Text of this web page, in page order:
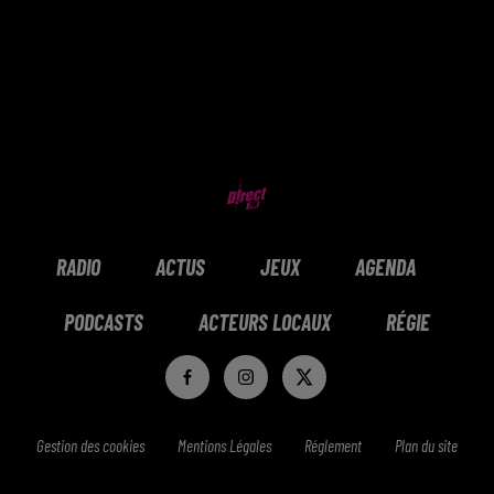
RADIO ACTUS JEUX AGENDA
PODCASTS ACTEURS LOCAUX RÉGIE
Gestion des cookies Mentions Légales Réglement Plan du site